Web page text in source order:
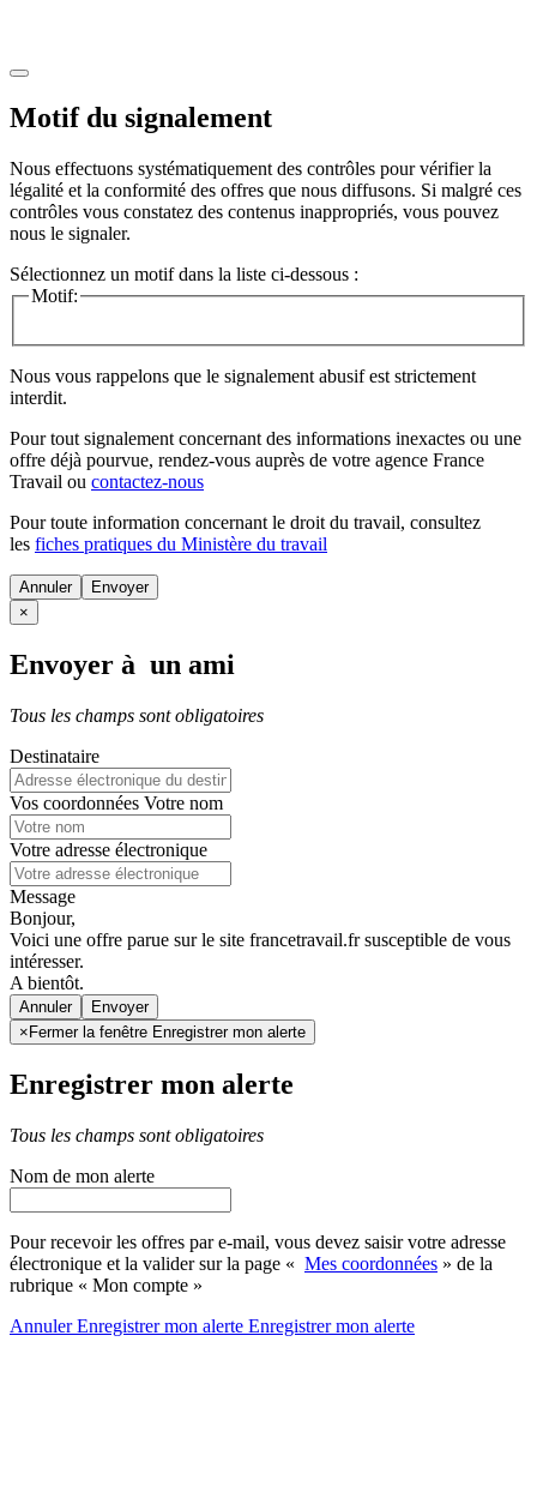
Motif du signalement
Nous effectuons systématiquement des contrôles pour vérifier la
légalité et la conformité des offres que nous diffusons. Si malgré ces
contrôles vous constatez des contenus inappropriés, vous pouvez
nous le signaler.
Sélectionnez un motif dans la liste ci-dessous :
Motif:
Nous vous rappelons que le signalement abusif est strictement
interdit.
Pour tout signalement concernant des informations inexactes ou une
offre déjà pourvue, rendez-vous auprès de votre agence France
Travail ou contactez-nous
Pour toute information concernant le droit du travail, consultez
les fiches pratiques du Ministère du travail
Annuler
×
Envoyer à un ami
Tous les champs sont obligatoires
Destinataire
Vos coordonnées Votre nom
Votre adresse électronique
Message
Bonjour,
Voici une offre parue sur le site francetravail.fr susceptible de vous
intéresser.
A bientôt.
Annuler
× Fermer la fenêtre Enregistrer mon alerte
Enregistrer mon alerte
Tous les champs sont obligatoires
Nom de mon alerte
Pour recevoir les offres par e-mail, vous devez saisir votre adresse
électronique et la valider sur la page « Mes coordonnées » de la
rubrique « Mon compte »
AnnulerEnregistrer mon alerte Enregistrermon alerte